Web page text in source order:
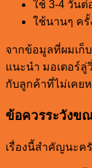
ใช้ 3-4 วัน
ใช้นานๆ ค
จากข้อมูลที่ผมเก็
แนะนำ มอเตอร์ลู่
กับลูกค้าที่ไม่เคย
ข้อควรระวังข
เรื่องนี้สำคัญนะ